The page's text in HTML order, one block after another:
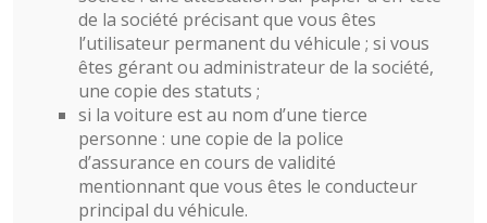
de la société précisant que vous êtes
l’utilisateur permanent du véhicule ; si vous
êtes gérant ou administrateur de la société,
une copie des statuts ;
si la voiture est au nom d’une tierce
personne : une copie de la police
d’assurance en cours de validité
mentionnant que vous êtes le conducteur
principal du véhicule.